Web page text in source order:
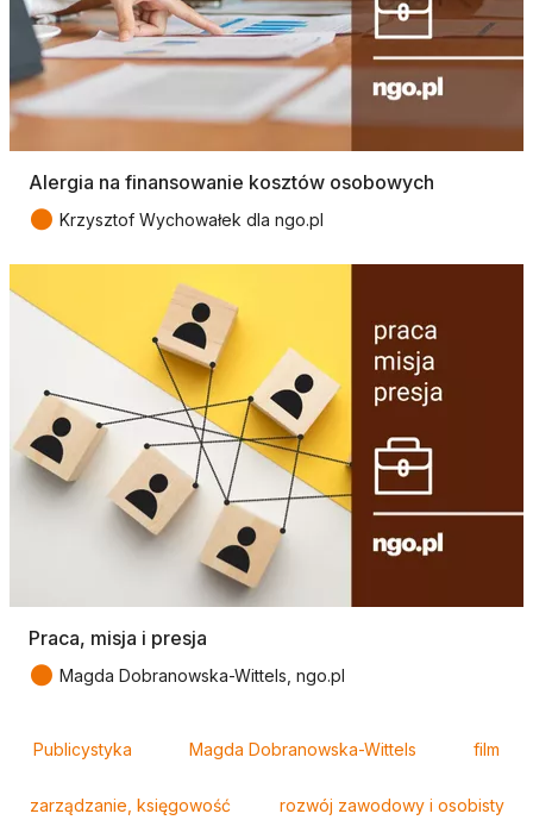
Alergia na finansowanie kosztów osobowych
● Krzysztof Wychowałek dla ngo.pl
Praca, misja i presja
● Magda Dobranowska-Wittels, ngo.pl
Publicystyka Magda Dobranowska-Wittels film
zarządzanie, księgowość rozwój zawodowy i osobisty